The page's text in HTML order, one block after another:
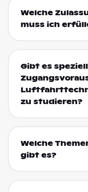
Welche
muss ich
Gibt es
zu studieren?
Welche
gibt es?